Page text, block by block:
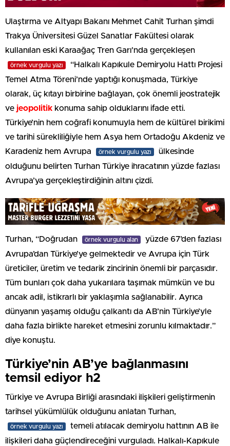
Ulaştırma ve Altyapı Bakanı Mehmet Cahit Turhan şimdi
Trakya Üniversitesi Güzel Sanatlar Fakültesi olarak
kullanılan eski Karaağaç Tren Garı’nda gerçekleşen
örnek vurgulu yazı
“Halkalı Kapıkule Demiryolu Hattı Projesi
Temel Atma Töreni’nde yaptığı konuşmada, Türkiye
olarak, üç kıtayı birbirine bağlayan, çok önemli jeostratejik
ve jeopolitik konuma sahip olduklarını ifade etti.
Türkiye’nin hem coğrafi konumuyla hem de kültürel birikimi
ve tarihi sürekliliğiyle hem Asya hem Ortadoğu Akdeniz ve
Karadeniz hem Avrupa
örnek vurgulu yazı
ülkesinde
olduğunu belirten Turhan Türkiye ihracatının yüzde fazlası
Avrupa’ya gerçekleştirdiğinin altını çizdi.
Turhan, “Doğrudan örnek vurgulu alan
yüzde 67’den fazlası
Avrupa’dan Türkiye’ye gelmektedir ve Avrupa için Türk
üreticiler, üretim ve tedarik zincirinin önemli bir parçasıdır.
Tüm bunları çok daha yukarılara taşımak mümkün ve bu
ancak adil, istikrarlı bir yaklaşımla sağlanabilir. Ayrıca
dünyanın yaşamış olduğu çalkantı da AB’nin Türkiye’yle
daha fazla birlikte hareket etmesini zorunlu kılmaktadır.”
diye konuştu.
Türkiye’nin AB’ye bağlanmasını
temsil ediyor h2
Türkiye ve Avrupa Birliği arasındaki ilişkileri geliştirmenin
tarihsel yükümlülük olduğunu anlatan Turhan,
örnek vurgulu yazı
temeli atılacak demiryolu hattının AB ile
ilişkileri daha güçlendireceğini vurguladı. Halkalı-Kapıkule